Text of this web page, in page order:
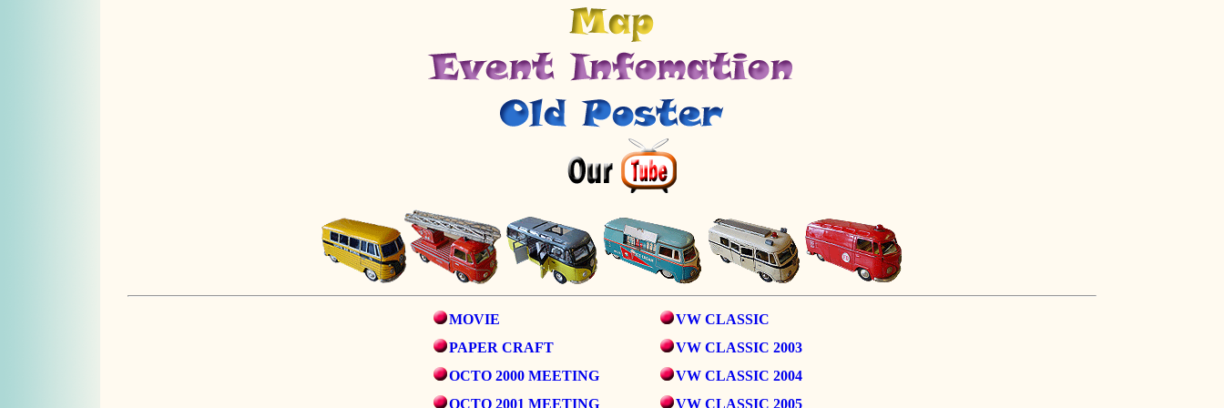
MOVIE
VW CLASSIC
PAPER CRAFT
VW CLASSIC 2003
OCTO 2000 MEETING
VW CLASSIC 2004
OCTO 2001 MEETING
VW CLASSIC 2005